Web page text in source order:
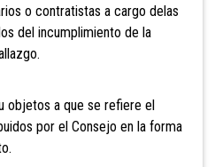
o contratistas a cargo delas
del incumplimiento de la
objetos a que se refiere el
por el Consejo en la forma